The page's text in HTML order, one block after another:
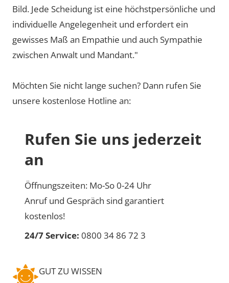
Bild. Jede Scheidung ist eine höchstpersönliche und
individuelle Angelegenheit und erfordert ein
gewisses Maß an Empathie und auch Sympathie
zwischen Anwalt und Mandant."
Möchten Sie nicht lange suchen? Dann rufen Sie
unsere kostenlose Hotline an:
Rufen Sie uns jederzeit
an
Öffnungszeiten: Mo-So 0-24 Uhr
Anruf und Gespräch sind garantiert
kostenlos!
24/7 Service: 0800 34 86 72 3
GUT ZU WISSEN